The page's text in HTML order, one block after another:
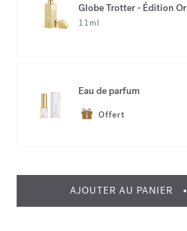
Globe Trotter - Édition Or
11ml
Eau de parfum
Offert
AJOUTER AU PANIER